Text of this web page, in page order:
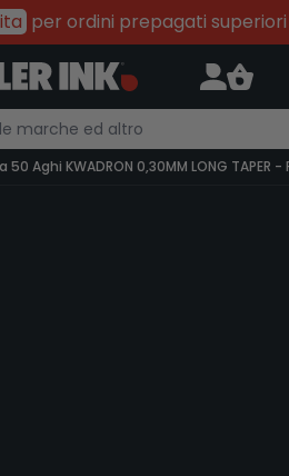
per ordini prepagati superiori a
50 Aghi KWADRON 0,30MM LONG TAPER